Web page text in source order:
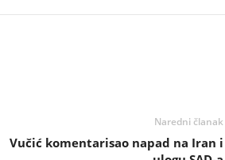
Naredni članak
Vučić komentarisao napad na Iran i